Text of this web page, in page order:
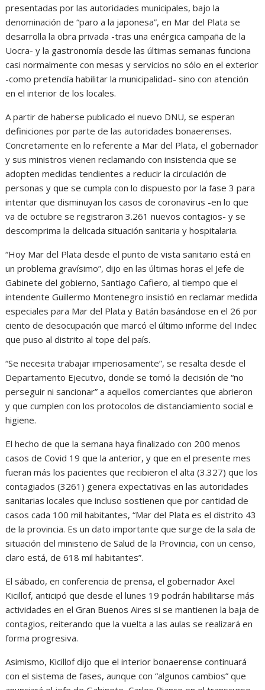
presentadas por las autoridades municipales, bajo la
denominación de “paro a la japonesa”, en Mar del Plata se
desarrolla la obra privada -tras una enérgica campaña de la
Uocra- y la gastronomía desde las últimas semanas funciona
casi normalmente con mesas y servicios no sólo en el exterior
-como pretendía habilitar la municipalidad- sino con atención
en el interior de los locales.
A partir de haberse publicado el nuevo DNU, se esperan
definiciones por parte de las autoridades bonaerenses.
Concretamente en lo referente a Mar del Plata, el gobernador
y sus ministros vienen reclamando con insistencia que se
adopten medidas tendientes a reducir la circulación de
personas y que se cumpla con lo dispuesto por la fase 3 para
intentar que disminuyan los casos de coronavirus -en lo que
va de octubre se registraron 3.261 nuevos contagios- y se
descomprima la delicada situación sanitaria y hospitalaria.
“Hoy Mar del Plata desde el punto de vista sanitario está en
un problema gravísimo”, dijo en las últimas horas el Jefe de
Gabinete del gobierno, Santiago Cafiero, al tiempo que el
intendente Guillermo Montenegro insistió en reclamar medida
especiales para Mar del Plata y Batán basándose en el 26 por
ciento de desocupación que marcó el último informe del Indec
que puso al distrito al tope del país.
“Se necesita trabajar imperiosamente”, se resalta desde el
Departamento Ejecutvo, donde se tomó la decisión de “no
perseguir ni sancionar” a aquellos comerciantes que abrieron
y que cumplen con los protocolos de distanciamiento social e
higiene.
El hecho de que la semana haya finalizado con 200 menos
casos de Covid 19 que la anterior, y que en el presente mes
fueran más los pacientes que recibieron el alta (3.327) que los
contagiados (3261) genera expectativas en las autoridades
sanitarias locales que incluso sostienen que por cantidad de
casos cada 100 mil habitantes, “Mar del Plata es el distrito 43
de la provincia. Es un dato importante que surge de la sala de
situación del ministerio de Salud de la Provincia, con un censo,
claro está, de 618 mil habitantes”.
El sábado, en conferencia de prensa, el gobernador Axel
Kicillof, anticipó que desde el lunes 19 podrán habilitarse más
actividades en el Gran Buenos Aires si se mantienen la baja de
contagios, reiterando que la vuelta a las aulas se realizará en
forma progresiva.
Asimismo, Kicillof dijo que el interior bonaerense continuará
con el sistema de fases, aunque con “algunos cambios” que